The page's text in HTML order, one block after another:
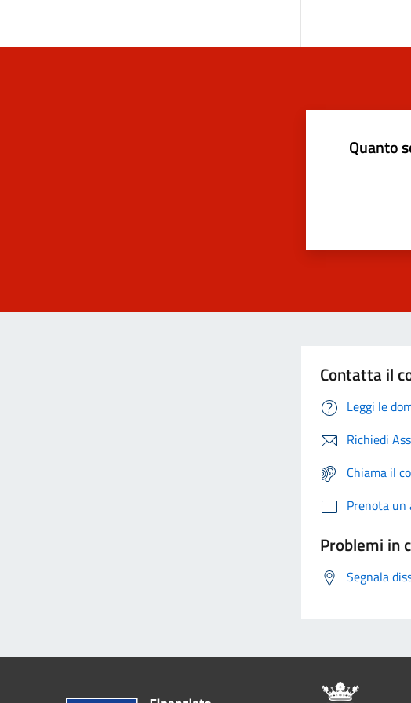
Quanto
Contatta il
Leggi le
Richiedi
Chiama il
Prenota
Problemi in
Segnala